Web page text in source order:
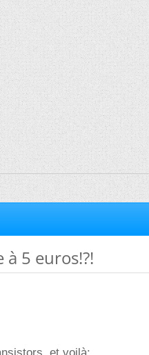
5 euros!?!